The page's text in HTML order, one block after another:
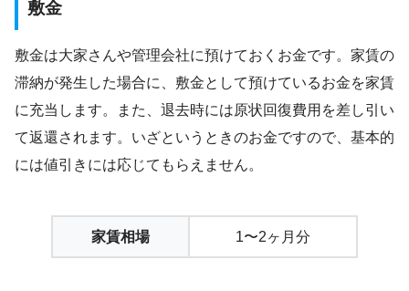
敷金
敷金は大家さんや管理会社に預けておくお金です。家賃の
滞納が発生した場合に、敷金として預けているお金を家賃
に充当します。また、退去時には原状回復費用を差し引い
て返還されます。いざというときのお金ですので、基本的
には値引きには応じてもらえません。
家賃相場 1〜2ヶ月分